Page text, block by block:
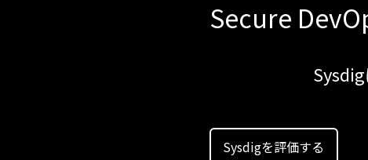
Secure
Sysdigを評価する